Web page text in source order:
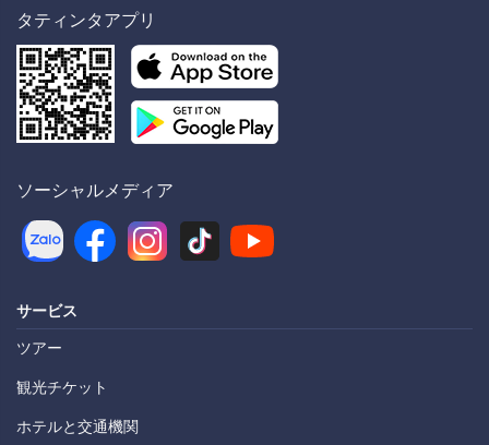
タティンタアプリ
ソーシャルメディア
サービス
ツアー
観光チケット
ホテルと交通機関